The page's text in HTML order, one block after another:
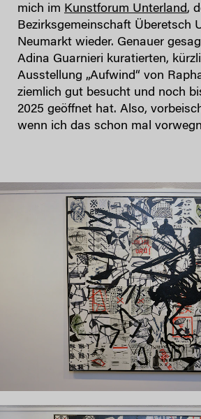
mich im Kunstforum Unterland,
Bezirksgemeinschaft Überetsch
Neumarkt wieder. Genauer
Adina Guarnieri kuratierten,
Ausstellung „Aufwind“ von
ziemlich gut besucht und noch
2025 geöffnet hat. Also,
wenn ich das schon mal